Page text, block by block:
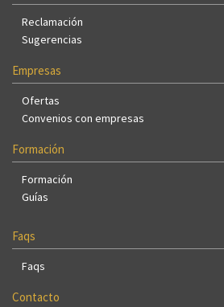
Reclamación
Sugerencias
Empresas
Ofertas
Convenios con empresas
Formación
Formación
Guías
Faqs
Faqs
Contacto